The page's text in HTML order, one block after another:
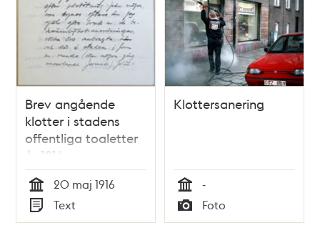
Brev angående
klotter i stadens
offentliga toaletter
år 1916
Tid
20 maj 1916
Typ
Text
Klottersanering
Tid
-
Typ
Foto